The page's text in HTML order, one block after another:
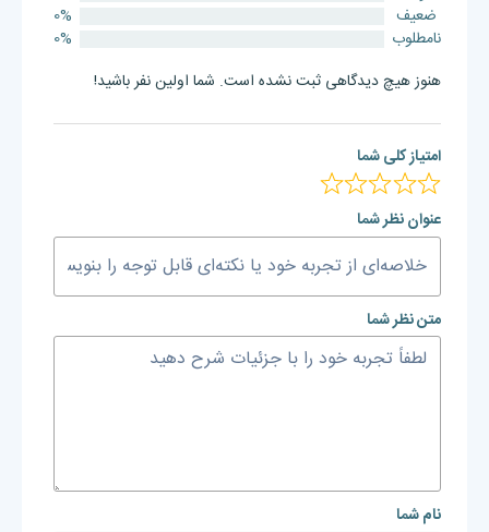
ضعیف
0%
نامطلوب
0%
هنوز هیچ دیدگاهی ثبت نشده است. شما اولین نفر باشید!
امتیاز کلی شما
عنوان نظر شما
متن نظر شما
نام شما